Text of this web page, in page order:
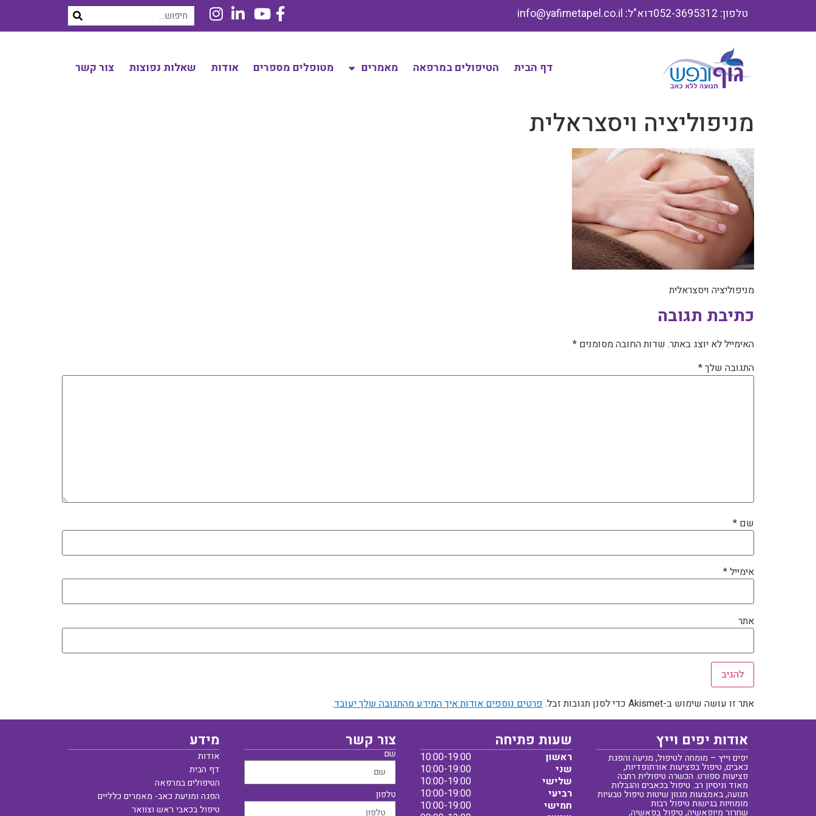
טלפון: 052-3695312 דוא"ל: info@yafimetapel.co.il
דף הבית הטיפולים במרפאה מאמרים מטופלים מספרים אודות שאלות נפוצות צור קשר
מניפוליציה ויסצראלית
מניפוליציה ויסצראלית
כתיבת תגובה
האימייל לא יוצג באתר. שדות החובה מסומנים *
התגובה שלך*
שם *
אימייל*
אתר
אתר זו עושה שימוש ב-Akismet כדי לסנן תגובות זבל. פרטים נוספים אודות איך המידע מהתגובה שלך יעובד.
אודות יפים וייץ
יפים וייץ – מומחה לטיפול, מניעה והפגת
כאבים, טיפול בפציעות אורתופדיות,
פציעות ספורט. הכשרה טיפולית רחבה
מאוד וניסיון רב. טיפול בכאבים והגבלות
תנועה, באמצעות מגוון שיטות טיפול טבעיות
מומחיות בגישות טיפול רבות
שחרור מיופאשיה, טיפול בפאשיה,
שעות פתיחה
ראשון
10:00-19:00
שני
10:00-19:00
שלישי
10:00-19:00
רביעי
10:00-19:00
חמישי
10:00-19:00
צור קשר
שם
טלפון
מידע
אודות
דף הבית
הטיפולים במרפאה
הפגה ומניעת כאב- מאמרים כלליים
טיפול בכאבי ראש וצוואר